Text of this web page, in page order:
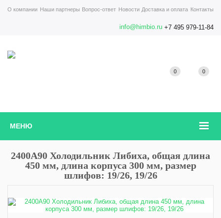
О компании Наши партнеры Вопрос-ответ Новости Доставка и оплата Контакты
info@himbio.ru +7 495 979-11-84
МЕНЮ
0 0
2400A90 Холодильник Либиха, общая длина
450 мм, длина корпуса 300 мм, размер
шлифов: 19/26, 19/26